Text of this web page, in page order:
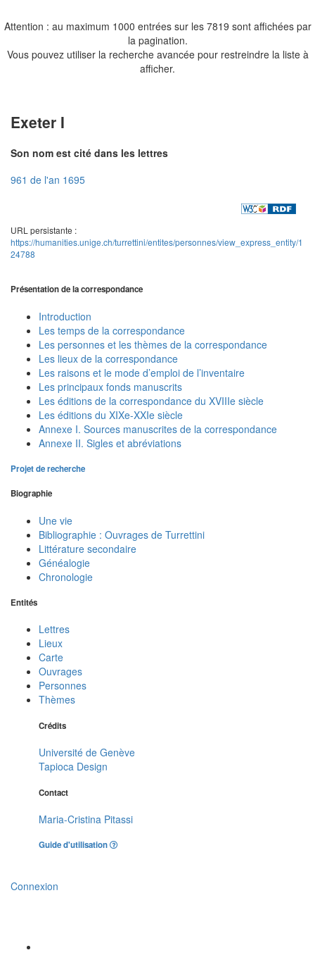
Attention : au maximum 1000 entrées sur les 7819 sont affichées par
la pagination.
Vous pouvez utiliser la recherche avancée pour restreindre la liste à
afficher.
Exeter I
Son nom est cité dans les lettres
961 de l'an 1695
URL persistante :
https://humanities.unige.ch/turrettini/entites/personnes/view_express_entity/1
24788
Présentation de la correspondance
Introduction
Les temps de la correspondance
Les personnes et les thèmes de la correspondance
Les lieux de la correspondance
Les raisons et le mode d’emploi de l’inventaire
Les principaux fonds manuscrits
Les éditions de la correspondance du XVIIIe siècle
Les éditions du XIXe-XXIe siècle
Annexe I. Sources manuscrites de la correspondance
Annexe II. Sigles et abréviations
Projet de recherche
Biographie
Une vie
Bibliographie : Ouvrages de Turrettini
Littérature secondaire
Généalogie
Chronologie
Entités
Lettres
Lieux
Carte
Ouvrages
Personnes
Thèmes
Crédits
Université de Genève
Tapioca Design
Contact
Maria-Cristina Pitassi
Guide d'utilisation
Connexion